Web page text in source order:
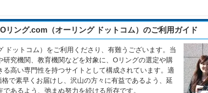
Oリング.com（オーリング ドットコム）のご利用ガイド
ドットコム）をご利用くださり、有難うございます。当
究機関、教育機関などを対象に、Oリングの選定や購
る高い専門性を持つサイトとして構成されています。適
で素早くお届けし、沢山の方々に有益であるよう、延
あるよう、弛まぬ努力を続ける所存です。